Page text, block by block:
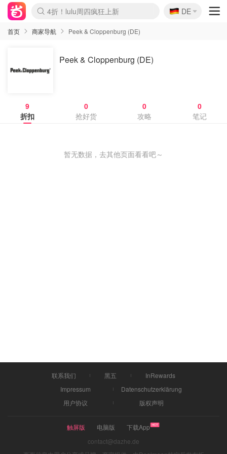
Boticinal 夏促开抢！
4折！lulu周四疯狂上新
还没结束！&OtherStories大促
Joybuy变相75折 随时失效
速领！Stanley独家85折
疑似霸哥！Camper额外叠85折
Zalando 奥莱闪促！每日更新
Moncler反季囤！5折起+叠9折
Coach Brooklyn仅€192
🇩🇪
DE
首页 商家导航 Peek & Cloppenburg (DE)
Peek & Cloppenburg (DE)
9
折扣
0
抢好货
0
攻略
0
笔记
暂无数据，去其他页面看看吧～
联系我们 黑五
InRewards
Impressum
Datenschutzerklärung
用户协议
版权声明
触屏版 电脑版
下载App
contact@dazhe.de